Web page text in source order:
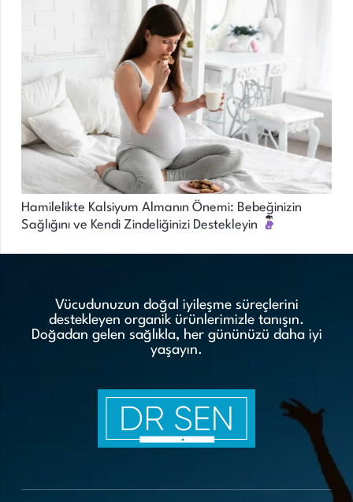
Hamilelikte Kalsiyum Almanın Önemi: Bebeğinizin
Sağlığını ve Kendi Zindeliğinizi Destekleyin
Vücudunuzun doğal iyileşme süreçlerini
destekleyen organik ürünlerimizle tanışın.
Doğadan gelen sağlıkla, her gününüzü daha iyi
yaşayın.